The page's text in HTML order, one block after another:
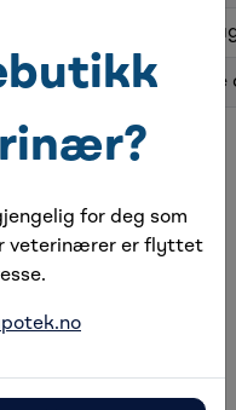
1 målebeger
1-2 målebegere
for deg som
veterinærer er flyttet